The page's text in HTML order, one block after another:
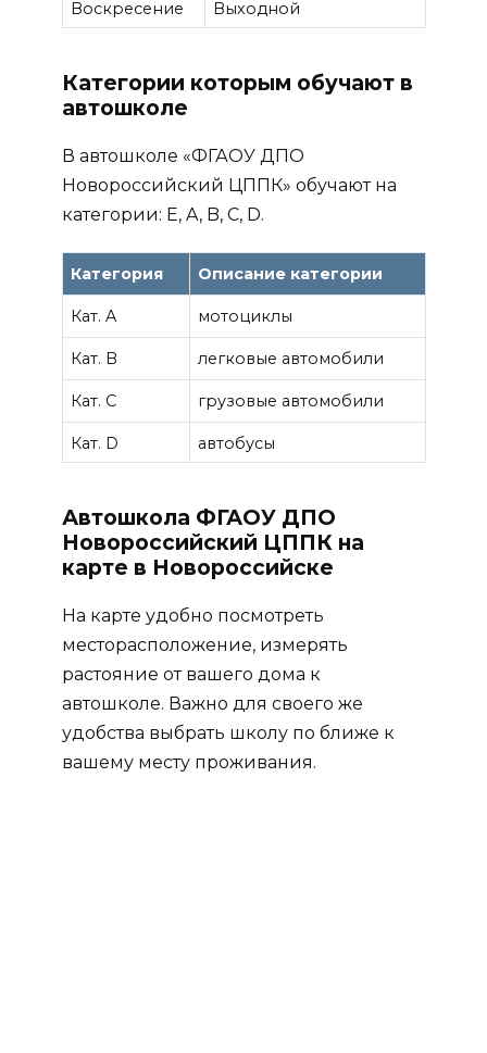
Воскресение Выходной
Категории которым обучают в
автошколе
В автошколе «ФГАОУ ДПО
Новороссийский ЦППК» обучают на
категории: E, A, B, C, D.
Категория Описание категории
Кат. A мотоциклы
Кат. B легковые автомобили
Кат. C грузовые автомобили
Кат. D автобусы
Автошкола ФГАОУ ДПО
Новороссийский ЦППК на
карте в Новороссийске
На карте удобно посмотреть
месторасположение, измерять
растояние от вашего дома к
автошколе. Важно для своего же
удобства выбрать школу по ближе к
вашему месту проживания.